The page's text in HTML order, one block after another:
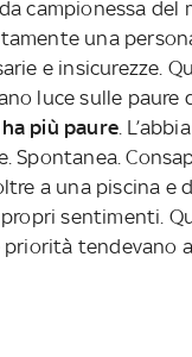
campionessa
una
e insicurezze.
luce sulle
più paure.
Spontanea.
a una piscina e
sentimenti.
priorità tendevano